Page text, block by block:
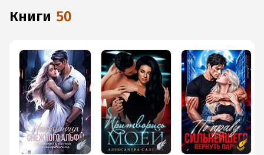
книги 50